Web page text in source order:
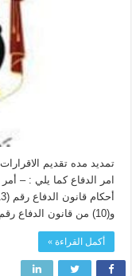
و(10) من قانون الدفاع رقم (13) لسنة 1992 – أقرر إصدار امر …
أكمل القراءة »